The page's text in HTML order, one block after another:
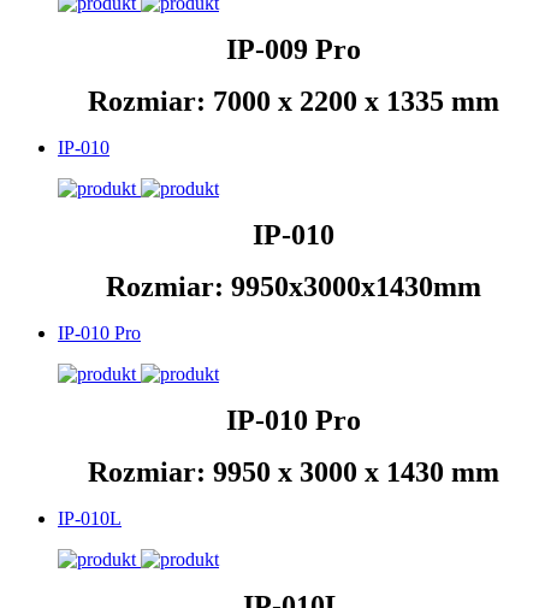
IP-009 Pro
Rozmiar: 7000 x 2200 x 1335 mm
IP-010
IP-010
Rozmiar: 9950x3000x1430mm
IP-010 Pro
IP-010 Pro
Rozmiar: 9950 x 3000 x 1430 mm
IP-010L